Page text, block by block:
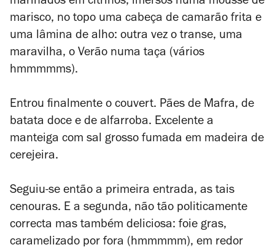
marisco, no topo uma cabeça de camarão frita e
uma lâmina de alho: outra vez o transe, uma
maravilha, o Verão numa taça (vários
hmmmmms).
Entrou finalmente o couvert. Pães de Mafra, de
batata doce e de alfarroba. Excelente a
manteiga com sal grosso fumada em madeira de
cerejeira.
Seguiu-se então a primeira entrada, as tais
cenouras. E a segunda, não tão politicamente
correcta mas também deliciosa: foie gras,
caramelizado por fora (hmmmmm), em redor